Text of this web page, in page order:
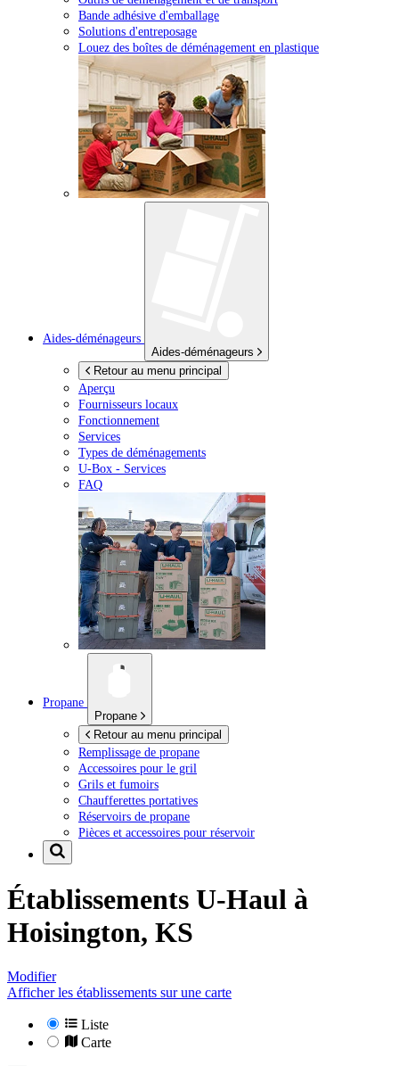
Bande adhésive d'emballage
Solutions d'entreposage
Louez des boîtes de déménagement en plastique
Aides-déménageurs
Aides-déménageurs
Retour au menu principal
Aperçu
Fournisseurs locaux
Fonctionnement
Services
Types de déménagements
U-Box - Services
FAQ
Propane
Propane
Retour au menu principal
Remplissage de propane
Accessoires pour le gril
Grils et fumoirs
Chaufferettes portatives
Réservoirs de propane
Pièces et accessoires pour réservoir
Établissements U-Haul à
Hoisington, KS
Modifier
Afficher les établissements sur une carte
Liste
Carte